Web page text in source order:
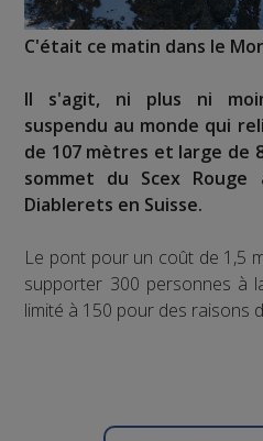
C'était ce matin dans le
Il s'agit, ni plus ni
suspendu au monde qui
de 107 mètres et large de
sommet du Scex
Diablerets en Suisse.
Le pont pour un coût de 1,5
supporter 300 personnes à
limité à 150 pour des raisons